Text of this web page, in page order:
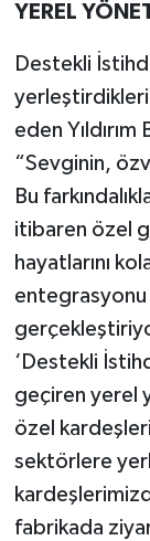
YEREL
Destekli
yerleştirdikleri
eden
“Sevginin,
Bu
itibaren özel
hayatlarını
entegrasyonu
‘Destekli
geçiren yerel
özel
sektörlere
fabrikada